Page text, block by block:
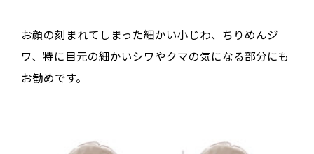
お顔の刻まれてしまった細かい小じわ、ちりめんジ
ワ、特に目元の細かいシワやクマの気になる部分にも
お勧めです。